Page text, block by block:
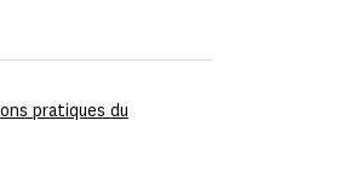
pratiques du